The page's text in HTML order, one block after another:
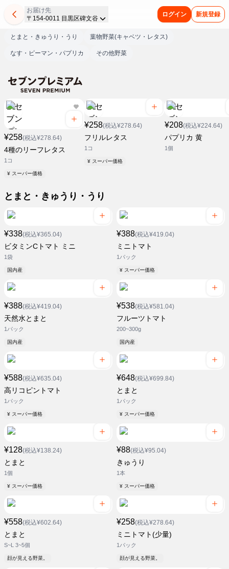
お届け先
〒154-0011 目黒区碑文谷
ログイン 新規登録
とまと・きゅうり・うり 葉物野菜(キャベツ・レタス)
なす・ピーマン・パプリカ その他野菜
¥258(税込¥278.64)
4種のリーフレタス
1コ
¥ スーパー価格
¥258(税込¥278.64)
フリルレタス
1コ
¥ スーパー価格
¥208(税込¥224.64)
パプリカ 黄
1個
とまと・きゅうり・うり
¥338(税込¥365.04)
ビタミンCトマト ミニ
1袋
国内産
¥388(税込¥419.04)
ミニトマト
1パック
¥ スーパー価格
¥388(税込¥419.04)
天然水とまと
1パック
国内産
¥538(税込¥581.04)
フルーツトマト
200~300g
国内産
¥588(税込¥635.04)
高リコピントマト
1パック
¥ スーパー価格
¥648(税込¥699.84)
とまと
1パック
¥ スーパー価格
¥128(税込¥138.24)
とまと
1個
¥ スーパー価格
¥88(税込¥95.04)
きゅうり
1本
¥ スーパー価格
¥558(税込¥602.64)
とまと
S~L 3~5個
顔が見える野菜。
¥258(税込¥278.64)
ミニトマト(少量)
1パック
顔が見える野菜。